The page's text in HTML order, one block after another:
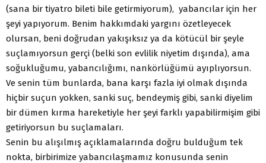
(sana bir tiyatro bileti bile getirmiyorum), yabancılar için her
şeyi yapıyorum. Benim hakkımdaki yargını özetleyecek
olursan, beni doğrudan yakışıksız ya da kötücül bir şeyle
suçlamıyorsun gerçi (belki son evlilik niyetim dışında), ama
soğukluğumu, yabancılığımı, nankörlüğümü ayıplıyorsun.
Ve senin tüm bunlarda, bana karşı fazla iyi olmak dışında
hiçbir suçun yokken, sanki suç, bendeymiş gibi, sanki diyelim
bir dümen kırma hareketiyle her şeyi farklı yapabilirmişim gibi
getiriyorsun bu suçlamaları.
Senin bu alışılmış açıklamalarında doğru bulduğum tek
nokta, birbirimize yabancılaşmamız konusunda senin